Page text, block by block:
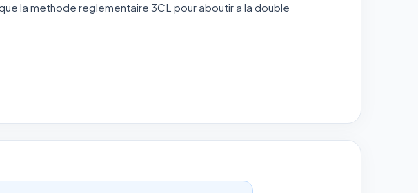
la methode reglementaire 3CL pour aboutir a la double